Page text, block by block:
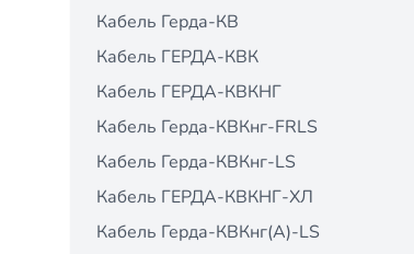
Кабель Герда-КВ
Кабель ГЕРДА-КВК
Кабель ГЕРДА-КВКНГ
Кабель Герда-КВКнг-FRLS
Кабель Герда-КВКнг-LS
Кабель ГЕРДА-КВКНГ-ХЛ
Кабель Герда-КВКнг(А)-LS